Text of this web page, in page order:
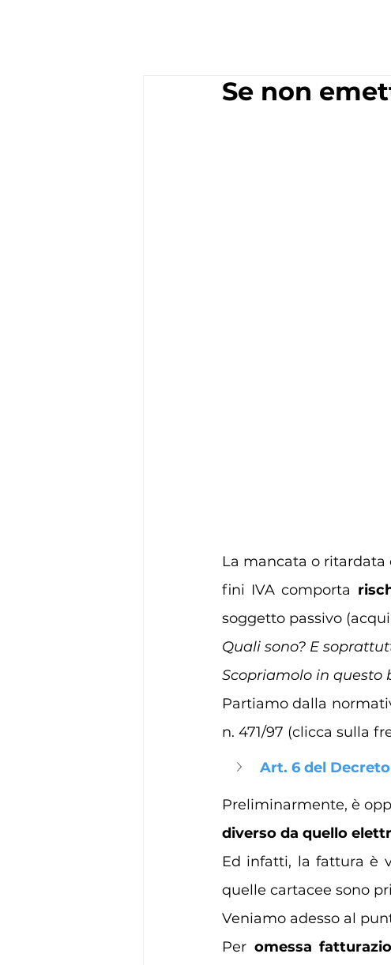
Se non
La mancata o
fini IVA comporta
soggetto passivo
Quali sono? E
Scopriamolo in questo
Partiamo dalla
n. 471/97 (clicca sulla
Art. 6 del
Preliminarmente, è
diverso da quello
Ed infatti, la fattura è
quelle cartacee sono
Veniamo adesso al
Per omessa